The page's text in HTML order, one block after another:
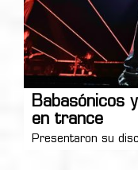
Babasónicos
en trance
Presentaron su